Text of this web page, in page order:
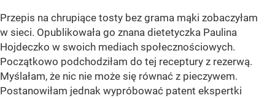
Przepis na chrupiące tosty bez grama mąki zobaczyłam
w sieci. Opublikowała go znana dietetyczka Paulina
Hojdeczko w swoich mediach społecznościowych.
Początkowo podchodziłam do tej receptury z rezerwą.
Myślałam, że nic nie może się równać z pieczywem.
Postanowiłam jednak wypróbować patent ekspertki